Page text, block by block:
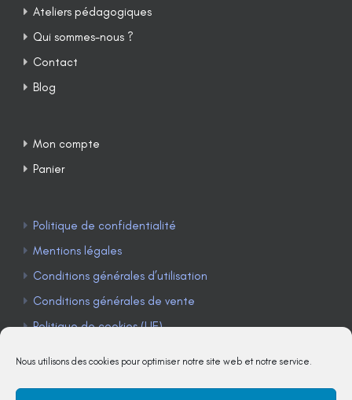
Nous utilisons des cookies pour optimiser notre site web et notre service.
Ateliers pédagogiques
Qui sommes-nous ?
Contact
Blog
Mon compte
Panier
Politique de confidentialité
Mentions légales
Conditions générales d’utilisation
Conditions générales de vente
Politique de cookies (UE)